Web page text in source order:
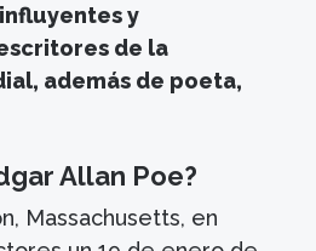
y
de la
además de poeta,
Allan Poe?
Massachusetts, en